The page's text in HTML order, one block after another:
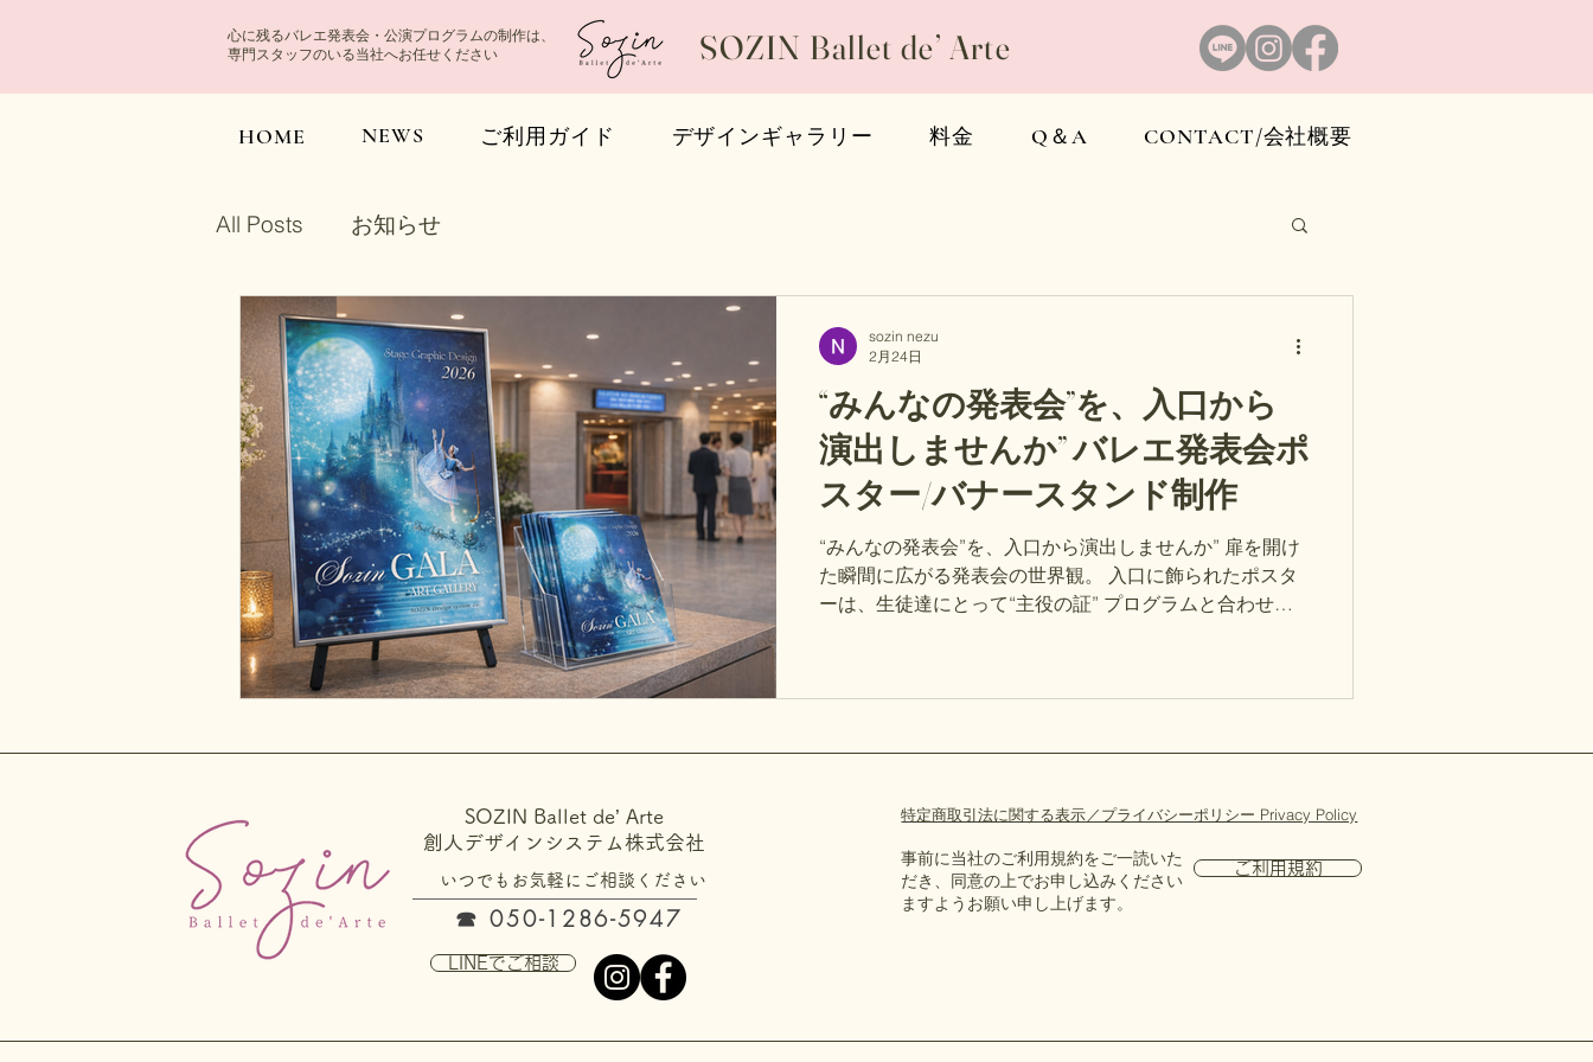
心に残るバレエ発表会・公演プログラムの制作は、
専門スタッフのいる当社へお任せください
SOZIN Ballet de’ Arte
HOME NEWS ご利用ガイド デザインギャラリー 料金 Q＆A CONTACT/会社概要
All Posts お知らせ
“みんなの発表会”を、入口から
演出しませんか” バレエ発表会ポ
スター/バナースタンド制作
“みんなの発表会”を、入口から演出しませんか” 扉を開け
た瞬間に広がる発表会の世界観。 入口に飾られたポスタ
ーは、生徒達にとって“主役の証” プログラムと合わせた
sozin nezu
2月24日
SOZIN Ballet de’ Arte
創人デザインシステム株式会社
いつでもお気軽にご相談ください
☎ 050-1286-5947
LINEでご相談
特定商取引法に関する表示／プライバシーポリシー Privacy Policy
事前に当社のご利用規約をご一読いた
だき、同意の上でお申し込みください
ますようお願い申し上げます。
ご利用規約